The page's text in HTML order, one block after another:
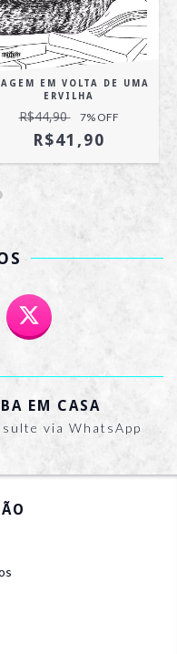
EM VOLTA DE UMA
ERVILHA
R$44,90 7% OFF
R$41,90
EM CASA
via WhatsApp